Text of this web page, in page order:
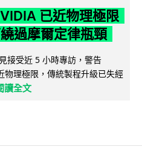
已近物理極限
過摩爾定律瓶頸
接受近 5 小時專訪，警告
物理極限，傳統製程升級已失經
讀全文